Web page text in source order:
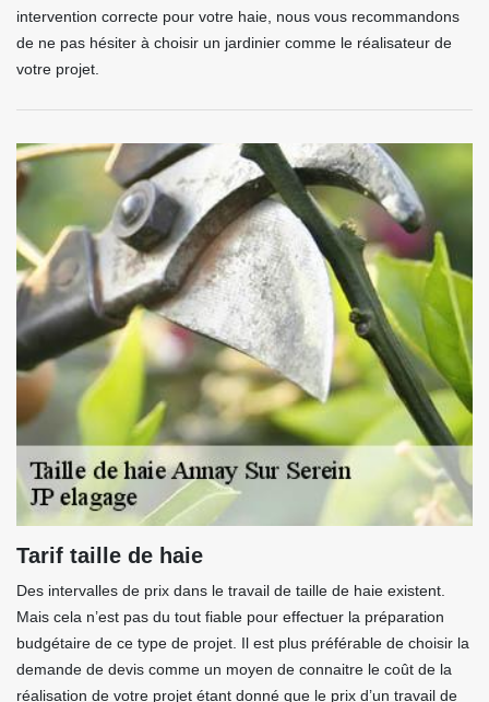
intervention correcte pour votre haie, nous vous recommandons
de ne pas hésiter à choisir un jardinier comme le réalisateur de
votre projet.
Tarif taille de haie
Des intervalles de prix dans le travail de taille de haie existent.
Mais cela n’est pas du tout fiable pour effectuer la préparation
budgétaire de ce type de projet. Il est plus préférable de choisir la
demande de devis comme un moyen de connaitre le coût de la
réalisation de votre projet étant donné que le prix d’un travail de